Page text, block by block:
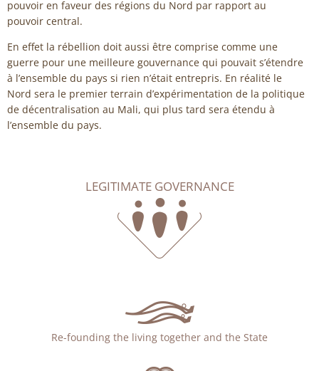
pouvoir en faveur des régions du Nord par rapport au
pouvoir central.
En effet la rébellion doit aussi être comprise comme une
guerre pour une meilleure gouvernance qui pouvait s’étendre
à l’ensemble du pays si rien n’était entrepris. En réalité le
Nord sera le premier terrain d’expérimentation de la politique
de décentralisation au Mali, qui plus tard sera étendu à
l’ensemble du pays.
LEGITIMATE GOVERNANCE
Re-founding the living together and the State